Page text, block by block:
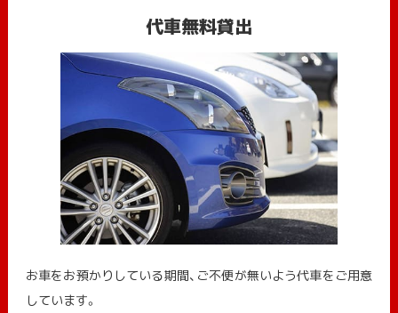
代車無料貸出
お車をお預かりしている期間、ご不便が無いよう代車をご用意
しています。